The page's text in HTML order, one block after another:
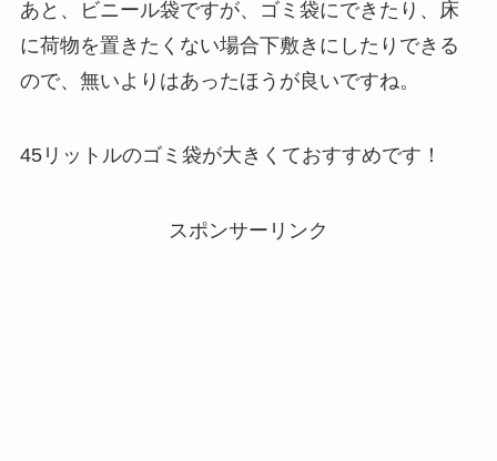
あと、ビニール袋ですが、ゴミ袋にできたり、床
に荷物を置きたくない場合下敷きにしたりできる
ので、無いよりはあったほうが良いですね。
45リットルのゴミ袋が大きくておすすめです！
スポンサーリンク